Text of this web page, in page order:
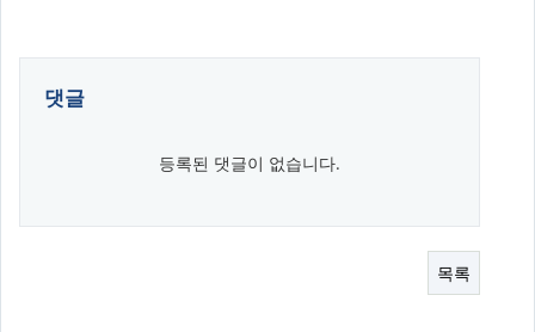
댓글
등록된 댓글이 없습니다.
목록